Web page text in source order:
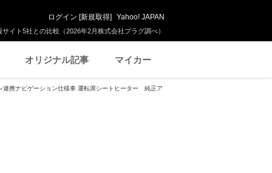
イト5社との比較（2026年2月株式会社プラグ調べ）
ログイン [新規取得] Yahoo! JAPAN
オリジナル記事 マイカー
連携ナビゲーション仕様車 運転席シートヒーター 純正ア